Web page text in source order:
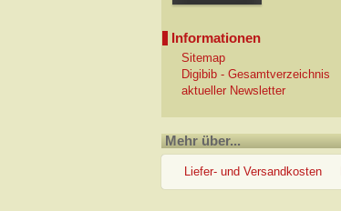
Informationen
Sitemap
Digibib - Gesamtverzeichnis
aktueller Newsletter
Mehr über...
Liefer- und Versandkosten